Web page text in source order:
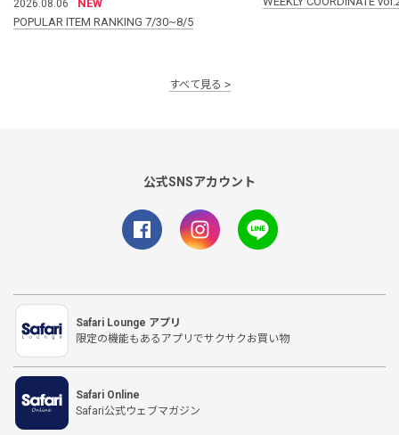
2026.08.06
NEW
POPULAR ITEM RANKING 7/30~8/5
すべて見る
公式SNSアカウント
Safari Lounge アプリ
限定の機能もあるアプリでサクサクお買い物
Safari Online
Safari公式ウェブマガジン